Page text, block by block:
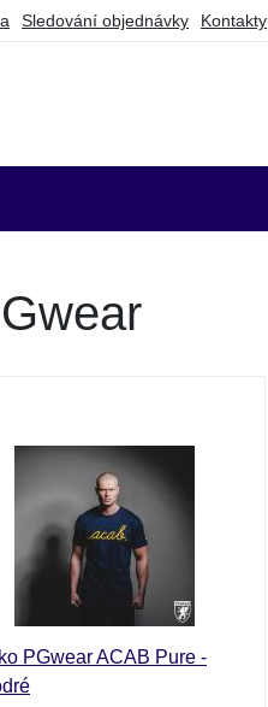
Sledování objednávky Kontakty
PGwear ACAB Pure -